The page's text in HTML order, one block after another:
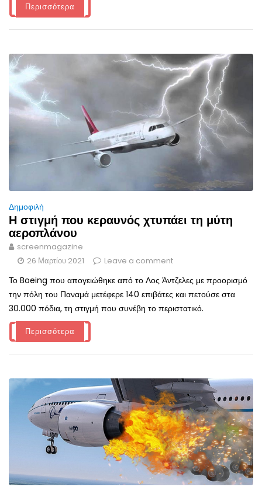
Περισσότερα
Δημοφιλή
Η στιγμή που κεραυνός χτυπάει τη μύτη
αεροπλάνου
screenmagazine
26 Μαρτίου 2021
Leave a comment
Το Boeing που απογειώθηκε από το Λος Άντζελες με προορισμό
την πόλη του Παναμά μετέφερε 140 επιβάτες και πετούσε στα
30.000 πόδια, τη στιγμή που συνέβη το περιστατικό.
Περισσότερα